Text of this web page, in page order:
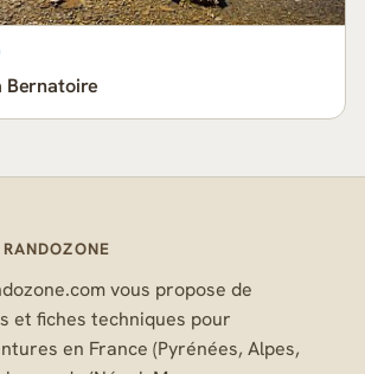
Bernatoire
vous propose de
et fiches techniques pour
en France (Pyrénées, Alpes,